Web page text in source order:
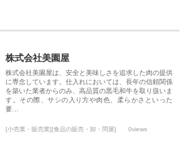
株式会社美園屋
株式会社美園屋は、安全と美味しさを追求した肉の提供
に専念しています。仕入れにおいては、長年の信頼関係
を築いた業者からのみ、高品質の黒毛和牛を取り扱いま
す。その際、サシの入り方や肉色、柔らかさといった
要…
[小売業・販売業][食品の販売・卸・問屋] 0views